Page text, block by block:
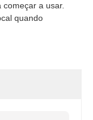
começar a usar.
quando